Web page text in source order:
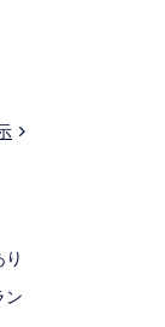
クフルトから車
ロケーションが
な公共交通機関
ミナル1 - コンコ
ン